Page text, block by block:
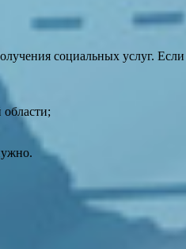
социальных услуг.